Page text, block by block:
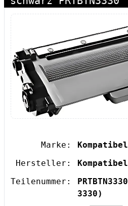
Marke:
Kompatibel
Hersteller:
Kompatibel
Teilenummer:
PRTBTN3330
3330)